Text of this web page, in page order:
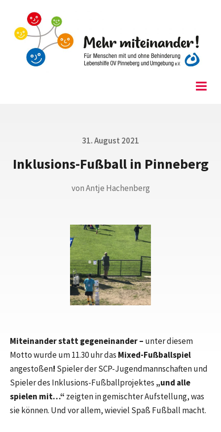
content
Posted
31. August 2021
Inklusions-Fußball in Pinneberg
vonAntje Hachenberg
Miteinanderstatt gegeneinander – unter diesem
Motto wurde um 11.30 uhr das Mixed-Fußballspiel
angestoßen! Spieler der SCP-Jugendmannschaften und
Spieler des Inklusions-Fußballprojektes „und alle
spielen mit…“ zeigten in gemischter Aufstellung, was
sie können. Und vor allem, wieviel Spaß Fußball macht.